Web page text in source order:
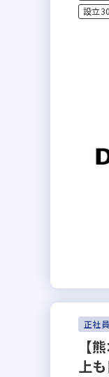
設立
正社員
【
上